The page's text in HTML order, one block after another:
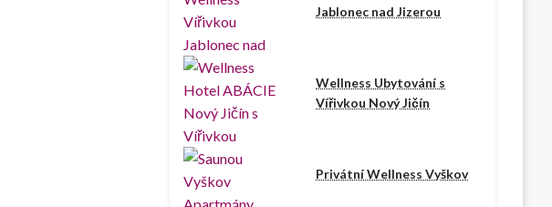
Jablonec nad Jizerou
Wellness Ubytování s
Vířivkou Nový Jičín
Privátní Wellness Vyškov